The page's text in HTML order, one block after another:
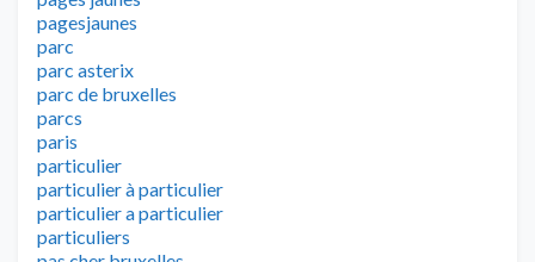
pagesjaunes
parc
parc asterix
parc de bruxelles
parcs
paris
particulier
particulier à particulier
particulier a particulier
particuliers